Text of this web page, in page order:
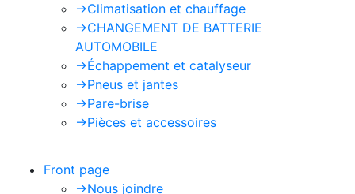
->Climatisation et chauffage
->CHANGEMENT DE BATTERIE
AUTOMOBILE
->Échappement et catalyseur
->Pneus et jantes
->Pare-brise
->Pièces et accessoires
Front page
->Nous joindre